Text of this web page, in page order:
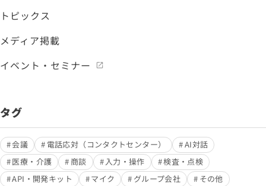
トピックス
メディア掲載
イベント・セミナー
タグ
会議 電話応対（コンタクトセンター）
AI対話
医療・介護
商談 入力・操作
検査・点検
API・開発キット
マイク グループ会社
その他